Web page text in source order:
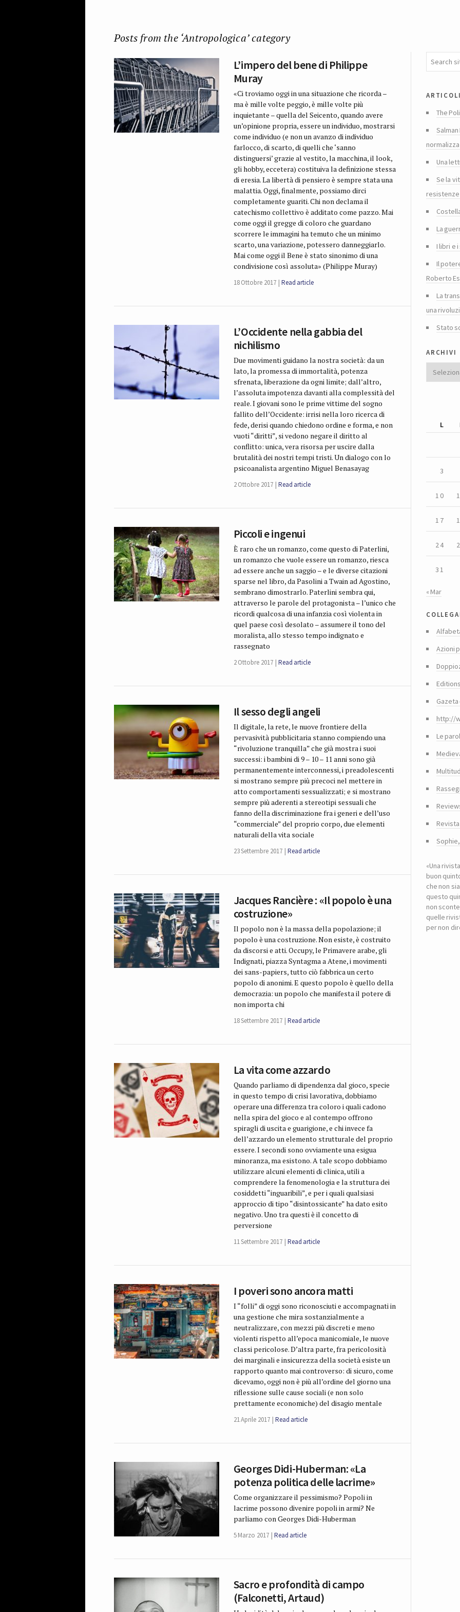
Posts from the ‘Antropologica’ category
L’impero del bene di Philippe
Muray
«Ci troviamo oggi in una situazione che ricorda –
ma è mille volte peggio, è mille volte più
inquietante – quella del Seicento, quando avere
un’opinione propria, essere un individuo, mostrarsi
come individuo (e non un avanzo di individuo
farlocco, di scarto, di quelli che ‘sanno
distinguersi’ grazie al vestito, la macchina, il look,
gli hobby, eccetera) costituiva la definizione stessa
di eresia. La libertà di pensiero è sempre stata una
malattia. Oggi, finalmente, possiamo dirci
completamente guariti. Chi non declama il
catechismo collettivo è additato come pazzo. Mai
come oggi il gregge di coloro che guardano
scorrere le immagini ha temuto che un minimo
scarto, una variazione, potessero danneggiarlo.
Mai come oggi il Bene è stato sinonimo di una
condivisione così assoluta» (Philippe Muray)
18 Ottobre 2017 Read article
L’Occidente nella gabbia del
nichilismo
Due movimenti guidano la nostra società: da un
lato, la promessa di immortalità, potenza
sfrenata, liberazione da ogni limite; dall’altro,
l’assoluta impotenza davanti alla complessità del
reale. I giovani sono le prime vittime del sogno
fallito dell’Occidente: irrisi nella loro ricerca di
fede, derisi quando chiedono ordine e forma, e non
vuoti “diritti”, si vedono negare il diritto al
conflitto: unica, vera risorsa per uscire dalla
brutalità dei nostri tempi tristi. Un dialogo con lo
psicoanalista argentino Miguel Benasayag
2 Ottobre 2017 Read article
Piccoli e ingenui
È raro che un romanzo, come questo di Paterlini,
un romanzo che vuole essere un romanzo, riesca
ad essere anche un saggio – e le diverse citazioni
sparse nel libro, da Pasolini a Twain ad Agostino,
sembrano dimostrarlo. Paterlini sembra qui,
attraverso le parole del protagonista – l’unico che
ricordi qualcosa di una infanzia così violenta in
quel paese così desolato – assumere il tono del
moralista, allo stesso tempo indignato e
rassegnato
2 Ottobre 2017 Read article
Il sesso degli angeli
Il digitale, la rete, le nuove frontiere della
pervasività pubblicitaria stanno compiendo una
“rivoluzione tranquilla” che già mostra i suoi
successi: i bambini di 9 – 10 – 11 anni sono già
permanentemente interconnessi, i preadolescenti
si mostrano sempre più precoci nel mettere in
atto comportamenti sessualizzati; e si mostrano
sempre più aderenti a stereotipi sessuali che
fanno della discriminazione fra i generi e dell’uso
“commerciale” del proprio corpo, due elementi
naturali della vita sociale
23 Settembre 2017 Read article
Jacques Rancière : «Il popolo è una
costruzione»
Il popolo non è la massa della popolazione; il
popolo è una costruzione. Non esiste, è costruito
da discorsi e atti. Occupy, le Primavere arabe, gli
Indignati, piazza Syntagma a Atene, i movimenti
dei sans-papiers, tutto ciò fabbrica un certo
popolo di anonimi. E questo popolo è quello della
democrazia: un popolo che manifesta il potere di
non importa chi
18 Settembre 2017 Read article
La vita come azzardo
Quando parliamo di dipendenza dal gioco, specie
in questo tempo di crisi lavorativa, dobbiamo
operare una differenza tra coloro i quali cadono
nella spira del gioco e al contempo offrono
spiragli di uscita e guarigione, e chi invece fa
dell’azzardo un elemento strutturale del proprio
essere. I secondi sono ovviamente una esigua
minoranza, ma esistono. A tale scopo dobbiamo
utilizzare alcuni elementi di clinica, utili a
comprendere la fenomenologia e la struttura dei
cosiddetti “inguaribili”, e per i quali qualsiasi
approccio di tipo “disintossicante” ha dato esito
negativo. Uno tra questi è il concetto di
perversione
11 Settembre 2017 Read article
I poveri sono ancora matti
I “folli” di oggi sono riconosciuti e accompagnati in
una gestione che mira sostanzialmente a
neutralizzare, con mezzi più discreti e meno
violenti rispetto all’epoca manicomiale, le nuove
classi pericolose. D’altra parte, fra pericolosità
dei marginali e insicurezza della società esiste un
rapporto quanto mai controverso: di sicuro, come
dicevamo, oggi non è più all’ordine del giorno una
riflessione sulle cause sociali (e non solo
prettamente economiche) del disagio mentale
21 Aprile 2017 Read article
Georges Didi-Huberman: «La
potenza politica delle lacrime»
Come organizzare il pessimismo? Popoli in
lacrime possono divenire popoli in armi? Ne
parliamo con Georges Didi-Huberman
5 Marzo 2017 Read article
Sacro e profondità di campo
(Falconetti, Artaud)
The
Una
Se la
resistenze
La
I libri e
Il
Roberto
La
una
Stato
archivi
L
3
10
17
24
31
« Mar
Azioni
http://
Le
«Una
buon
che non
questo
non
quelle
per non